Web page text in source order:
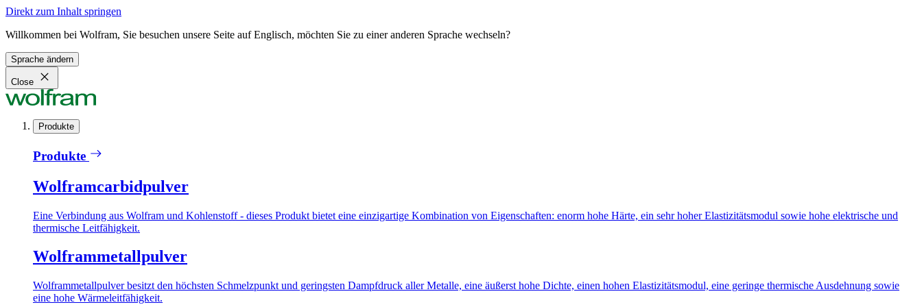
Direkt zum Inhalt springen
Willkommen bei Wolfram, Sie besuchen unsere Seite auf Englisch, möchten Sie zu einer anderen Sprache wechseln?
Sprache ändern
Close
Produkte
Produkte
Wolframcarbidpulver
Eine Verbindung aus Wolfram und Kohlenstoff - dieses Produkt bietet eine einzigartige Kombination von Eigenschaften: enorm hohe Härte, ein sehr hoher Elastizitätsmodul sowie hohe elektrische und
thermische Leitfähigkeit.
Wolframmetallpulver
Wolframmetallpulver besitzt den höchsten Schmelzpunkt und geringsten Dampfdruck aller Metalle, eine äußerst hohe Dichte, einen hohen Elastizitätsmodul, eine geringe thermische Ausdehnung sowie
eine hohe Wärmeleitfähigkeit.